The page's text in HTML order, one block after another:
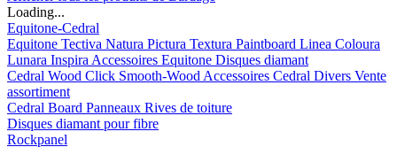
Loading...
Equitone-Cedral
Equitone Tectiva Natura Pictura Textura Paintboard Linea Coloura
Lunara Inspira Accessoires Equitone Disques diamant
Cedral Wood Click Smooth-Wood Accessoires Cedral Divers Vente
assortiment
Cedral Board Panneaux Rives de toiture
Disques diamant pour fibre
Rockpanel